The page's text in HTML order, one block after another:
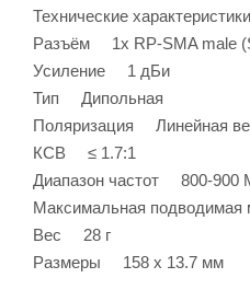
Технические характеристики
Разъём 1х RP-SMA male
Усиление 1 дБи
Тип Дипольная
Поляризация Линейная
КСВ ≤ 1.7:1
Диапазон частот 800-900
Максимальная
Вес 28 г
Размеры 158 х 13.7 мм